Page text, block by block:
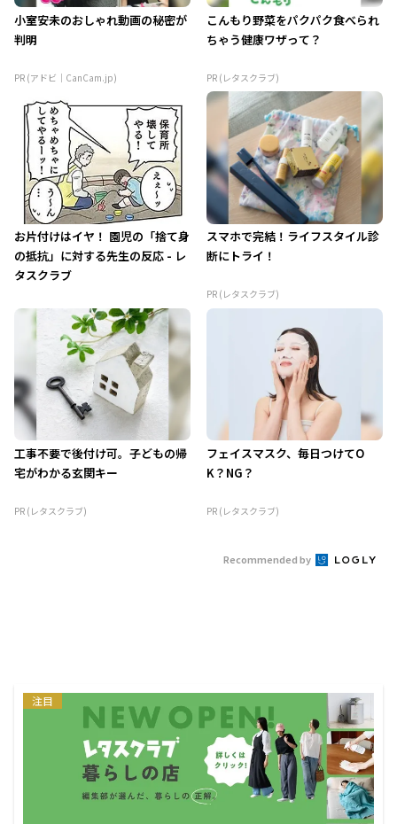
小室安未のおしゃれ動画の秘密が
判明
PR (アドビ｜CanCam.jp)
こんもり野菜をパクパク食べられ
ちゃう健康ワザって？
PR (レタスクラブ)
お片付けはイヤ！ 園児の「捨て身
の抵抗」に対する先生の反応 - レ
タスクラブ
スマホで完結！ライフスタイル診
断にトライ！
PR (レタスクラブ)
工事不要で後付け可。子どもの帰
宅がわかる玄関キー
PR (レタスクラブ)
フェイスマスク、毎日つけてO
K？NG？
PR (レタスクラブ)
Recommended by
注目